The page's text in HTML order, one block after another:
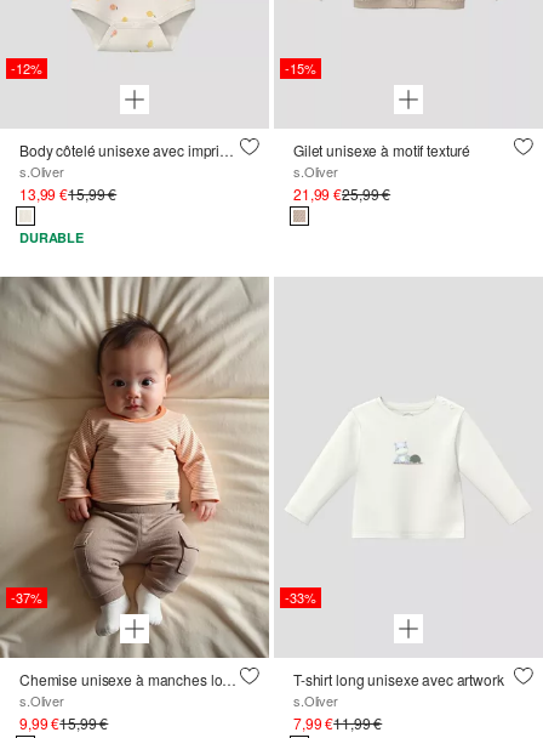
-12%
Body côtelé unisexe avec imprimé all-over
s.Oliver
13,99 €15,99 €
DURABLE
-15%
Gilet unisexe à motif texturé
s.Oliver
21,99 €25,99 €
-37%
Chemise unisexe à manches longues en coton côtelé
s.Oliver
9,99 €15,99 €
-33%
T-shirt long unisexe avec artwork
s.Oliver
7,99 €11,99 €